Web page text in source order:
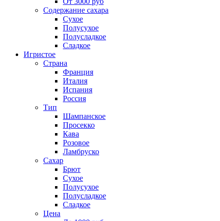
Содержание сахара
Сухое
Полусухое
Полусладкое
Сладкое
Игристое
Страна
Франция
Италия
Испания
Россия
Тип
Шампанское
Просекко
Кава
Розовое
Ламбруско
Сахар
Брют
Сухое
Полусухое
Полусладкое
Сладкое
Цена